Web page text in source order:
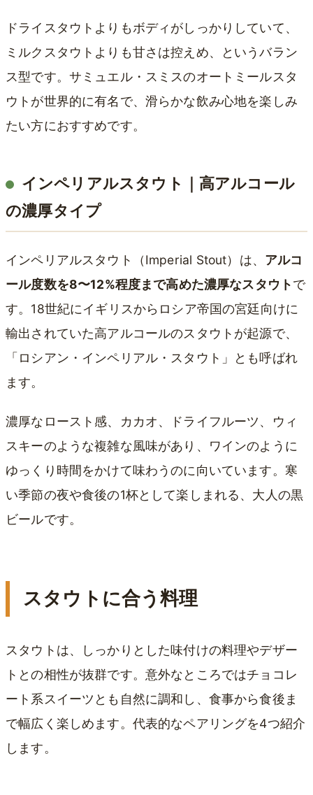
ドライスタウトよりもボディがしっかりしていて、
ミルクスタウトよりも甘さは控えめ、というバラン
ス型です。サミュエル・スミスのオートミールスタ
ウトが世界的に有名で、滑らかな飲み心地を楽しみ
たい方におすすめです。
インペリアルスタウト｜高アルコール
の濃厚タイプ
インペリアルスタウト（Imperial Stout）は、 アルコ
ール度数を8〜12%程度まで高めた濃厚なスタウトで
す。18世紀にイギリスからロシア帝国の宮廷向けに
輸出されていた高アルコールのスタウトが起源で、
「ロシアン・インペリアル・スタウト」とも呼ばれ
ます。
濃厚なロースト感、カカオ、ドライフルーツ、ウィ
スキーのような複雑な風味があり、ワインのように
ゆっくり時間をかけて味わうのに向いています。寒
い季節の夜や食後の1杯として楽しまれる、大人の黒
ビールです。
スタウトに合う料理
スタウトは、しっかりとした味付けの料理やデザー
トとの相性が抜群です。意外なところではチョコレ
ート系スイーツとも自然に調和し、食事から食後ま
で幅広く楽しめます。代表的なペアリングを4つ紹介
します。